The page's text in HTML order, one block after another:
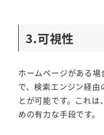
3.可視性
ホームページがある場
で、検索エンジン経
とが可能です。これ
めの有力な手段です。